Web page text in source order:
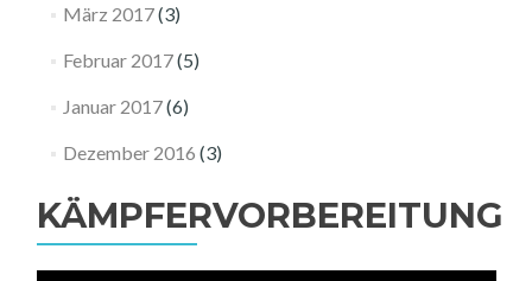
März 2017(3)
Februar 2017(5)
Januar 2017(6)
Dezember 2016 (3)
KÄMPFERVORBEREITUNG